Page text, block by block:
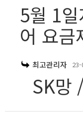
5월 1
어 요
최고관리자
SK망